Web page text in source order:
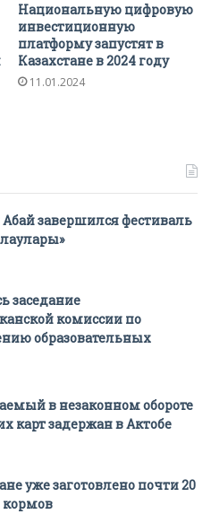
Национальную цифровую
инвестиционную
платформу запустят в
Казахстане в 2024 году
11.01.2024
Абай завершился фестиваль
заседание
комиссии по
образовательных
в незаконном обороте
карт задержан в Актобе
уже заготовлено почти 20